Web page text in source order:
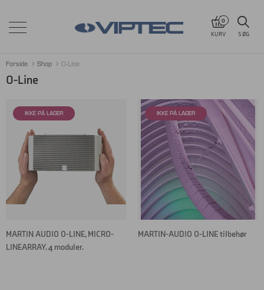
0
KURV
SØG
Forside Shop O-Line
O-Line
MARTIN AUDIO O-LINE, MICRO-
LINEARRAY. 4 moduler.
MARTIN-AUDIO O-LINE tilbehør